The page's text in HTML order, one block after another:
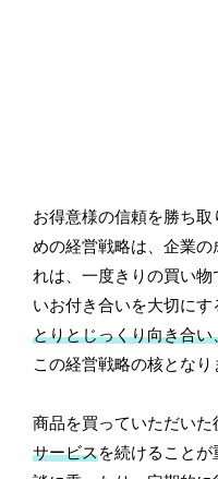
お得意様の信頼を勝ち
めの経営戦略は、企業
れは、一度きりの買い
いお付き合いを大切に
とりとじっくり向き合
この経営戦略の核となり
商品を買っていただいた
サービスを続けること